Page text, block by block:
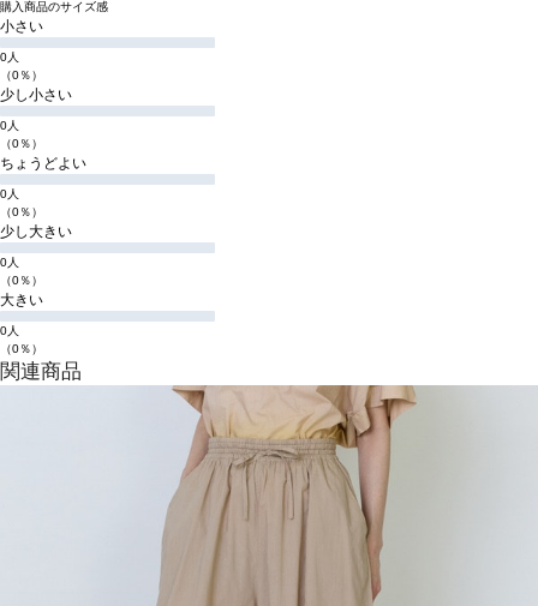
購入商品のサイズ感
小さい
0人
（0％）
少し小さい
0人
（0％）
ちょうどよい
0人
（0％）
少し大きい
0人
（0％）
大きい
0人
（0％）
関連商品